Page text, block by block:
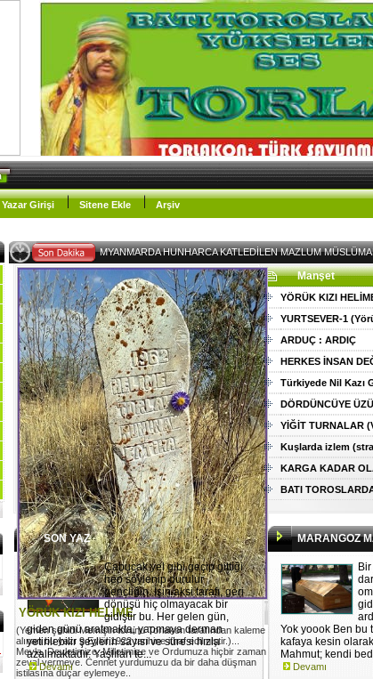
Yazar Girişi Sitene Ekle Arşiv
MYANMARDA HUNHARCA KATLEDİLEN MAZLUM
YÖRÜK KIZI HELİME
(Yemen şehidi Memişin torunu Torlakon tarafından kaleme
alınan bu yazı 9 Eylül 1922 tarihine ithaf edilmiştir.)...
Mevla, Devletimize, Milletimize ve Ordumuza hiçbir zaman
zeval vermeye. Cennet yurdumuzu da bir daha düşman
istilasına düçar eylemeye..
Manşet
YÖRÜK KIZI
YURTSEVER-1
ARDUÇ : ARDIÇ
HERKES İNSAN
Türkiyede Nil Kazı
DÖRDÜNCÜYE
YİĞİT TURNALAR
Kuşlarda izlem
KARGA KADAR
BATI
SON YAZ
Çabucak yel gibi geçip gittiği
hep söylenip durulur
gençliğin. İşin aksi tarafı, geri
dönüşü hiç olmayacak bir
gidiştir bu. Her gelen gün,
giden günü aratmakta; yapmaya derman
yetirilebilir şeylerin sayısı ve süresi hızla
azalmaktadır. Yaşlıları te...
Devamı
MARANGOZ
Yok yoook Ben bu
kafaya kesin
Mahmut; kendi
Devamı